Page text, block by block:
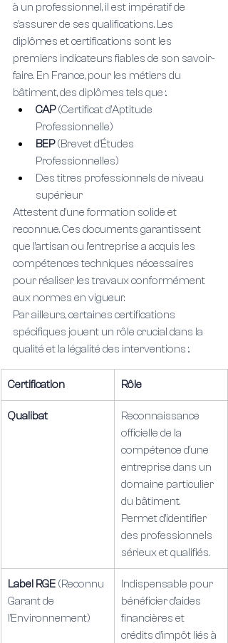
à un professionnel, il est impératif de
s’assurer de ses qualifications. Les
diplômes et certifications sont les
premiers indicateurs fiables de son savoir-
faire. En France, pour les métiers du
bâtiment, des diplômes tels que :.
CAP (Certificat d’Aptitude
Professionnelle)
BEP (Brevet d’Études
Professionnelles)
Des titres professionnels de niveau
supérieur
Attestent d’une formation solide et
reconnue. Ces documents garantissent
que l’artisan ou l’entreprise a acquis les
compétences techniques nécessaires
pour réaliser les travaux conformément
aux normes en vigueur.
Par ailleurs, certaines certifications
spécifiques jouent un rôle crucial dans la
qualité et la légalité des interventions :.
Certification Rôle
Qualibat
Reconnaissance
officielle de la
compétence d’une
entreprise dans un
domaine particulier
du bâtiment.
Permet d’identifier
des professionnels
sérieux et qualifiés.
Label RGE (Reconnu
Garant de
l’Environnement)
Indispensable pour
bénéficier d’aides
financières et
crédits d’impôt liés à